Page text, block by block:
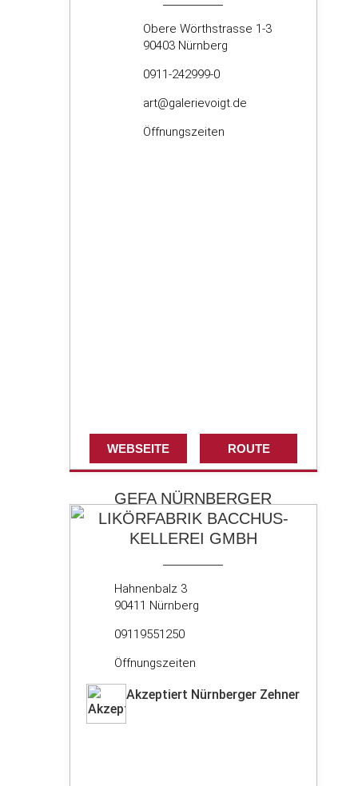
Obere Wörthstrasse 1-3
90403 Nürnberg
0911-242999-0
art@galerievoigt.de
Öffnungszeiten
GEFA NÜRNBERGER
LIKÖRFABRIK BACCHUS-
KELLEREI GMBH
Hahnenbalz 3
90411 Nürnberg
09119551250
Öffnungszeiten
Akzeptiert Nürnberger Zehner
WEBSEITE ROUTE